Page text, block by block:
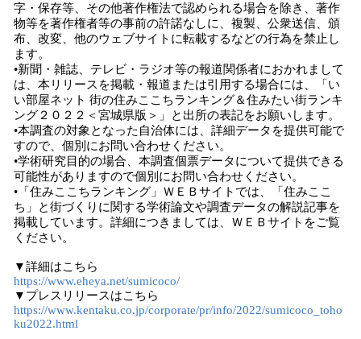
字・保存等、その他著作権法で認められる場合を除き、著作
物等を著作権者等の事前の許諾なしに、複製、公衆送信、頒
布、改変、他のウェブサイトに転載するなどの行為を禁止し
ます。
•新聞・雑誌、テレビ・ラジオ等の報道関係者におかれまして
は、本リリースを掲載・報道または引用する場合には、「い
い部屋ネット 街の住みここちランキング＆住みたい街ランキ
ング２０２２＜宮城県版＞」と出所の表記をお願いします。
•本調査の対象となった自治体には、詳細データを提供可能で
すので、個別にお問い合わせください。
•学術研究目的の場合、本調査個票データについて提供できる
可能性がありますので個別にお問い合わせください。
•「住みここちランキング」ＷＥＢサイトでは、「住みここ
ち」と街づくりに関する学術論文や調査データの解説記事を
掲載しています。詳細につきましては、ＷＥＢサイトをご覧
ください。
▼詳細はこちら
https://www.eheya.net/sumicoco/
▼プレスリリースはこちら
https://www.kentaku.co.jp/corporate/pr/info/2022/sumicoco_toho
ku2022.html